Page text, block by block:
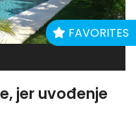
FAVORITES
jer uvođenje